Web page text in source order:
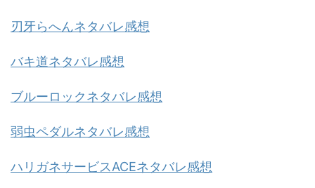
刃牙らへんネタバレ感想
バキ道ネタバレ感想
ブルーロックネタバレ感想
弱虫ペダルネタバレ感想
ハリガネサービスACEネタバレ感想